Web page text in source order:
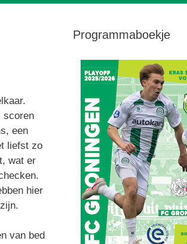
scoren
een
liefst zo
wat er
hier
van bed
Programmaboekje